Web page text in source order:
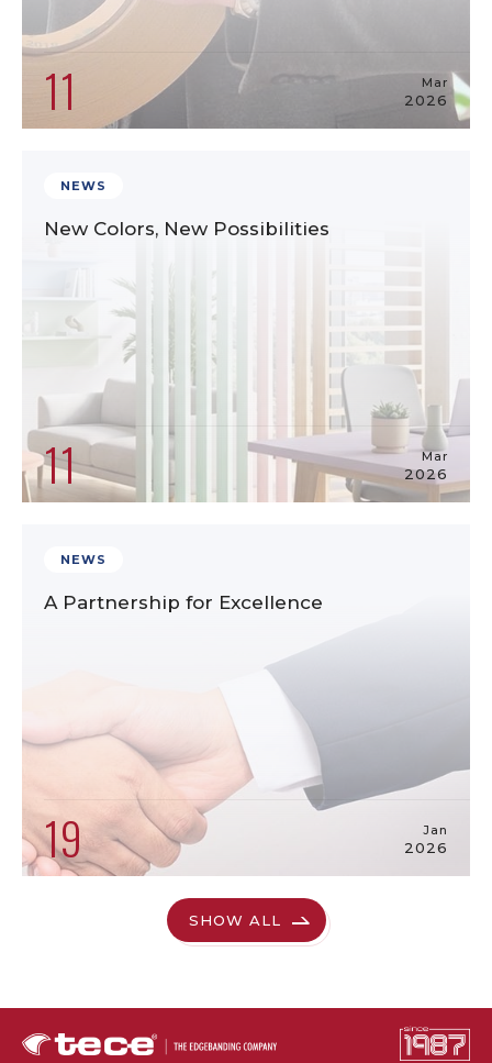
11 Mar
2026
NEWS
New Colors, New Possibilities
11 Mar
2026
NEWS
A Partnership for Excellence
19 Jan
2026
SHOW ALL